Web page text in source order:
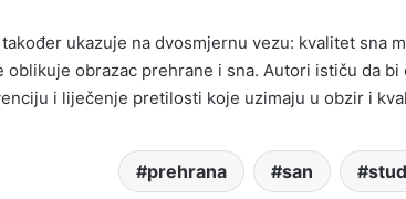
ukazuje na dvosmjernu vezu: kvalitet sna
oblikuje obrazac prehrane i sna. Autori ističu da
i liječenje pretilosti koje uzimaju u obzir i
prehrana san